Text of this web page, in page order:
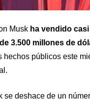
Musk ha vendido
3.500 millones de
hechos públicos este
se deshace de un